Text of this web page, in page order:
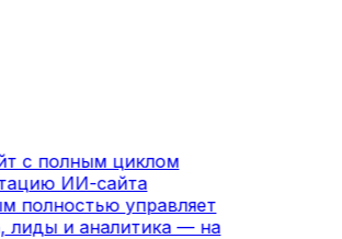
с полным циклом
ИИ-сайта
полностью управляет
лиды и аналитика — на